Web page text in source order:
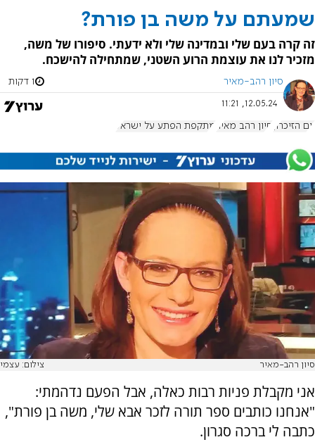
שמעתם על משה בן פורת?
זה קרה בעם שלי ובמדינה שלי ולא ידעתי. סיפורו של משה,
מזכיר לנו את עוצמת הרוע השטני, שמתחילה להישכח.
סיון רהב-מאיר 1 דקות
12.05.24, 11:21
יום הזיכרון סיון רהב מאיר מתקפת הפתע על ישראל
סיון רהב-מאיר צילום: עצמי
אני מקבלת פניות רבות כאלה, אבל הפעם נדהמתי:
"אנחנו כותבים ספר תורה לזכר אבא שלי, משה בן פורת",
כתבה לי ברכה סגרון.